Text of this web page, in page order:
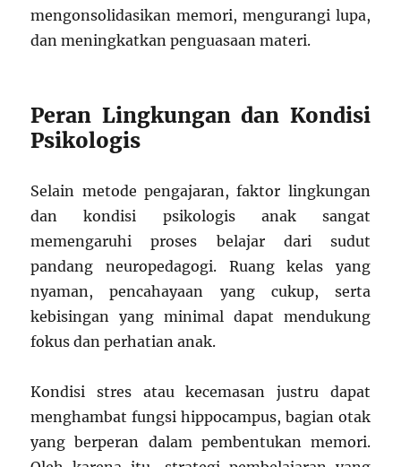
mengonsolidasikan memori, mengurangi lupa,
dan meningkatkan penguasaan materi.
Peran Lingkungan dan Kondisi
Psikologis
Selain metode pengajaran, faktor lingkungan
dan kondisi psikologis anak sangat
memengaruhi proses belajar dari sudut
pandang neuropedagogi. Ruang kelas yang
nyaman, pencahayaan yang cukup, serta
kebisingan yang minimal dapat mendukung
fokus dan perhatian anak.
Kondisi stres atau kecemasan justru dapat
menghambat fungsi hippocampus, bagian otak
yang berperan dalam pembentukan memori.